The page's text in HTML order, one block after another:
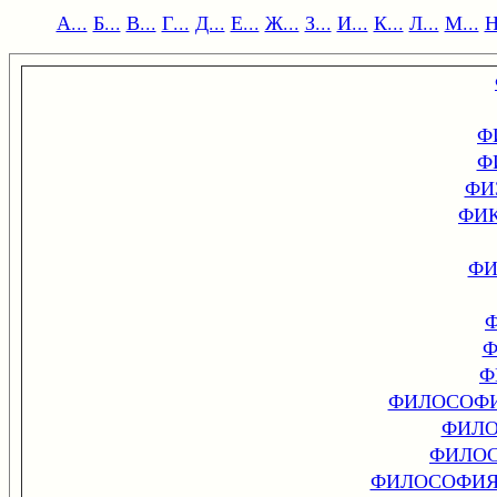
А... Б... В... Г... Д... Е... Ж... З... И... К... Л... М...